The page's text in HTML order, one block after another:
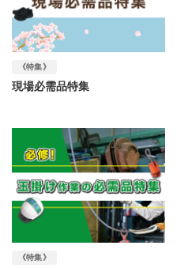
《特集》
現場必需品特集
《特集》